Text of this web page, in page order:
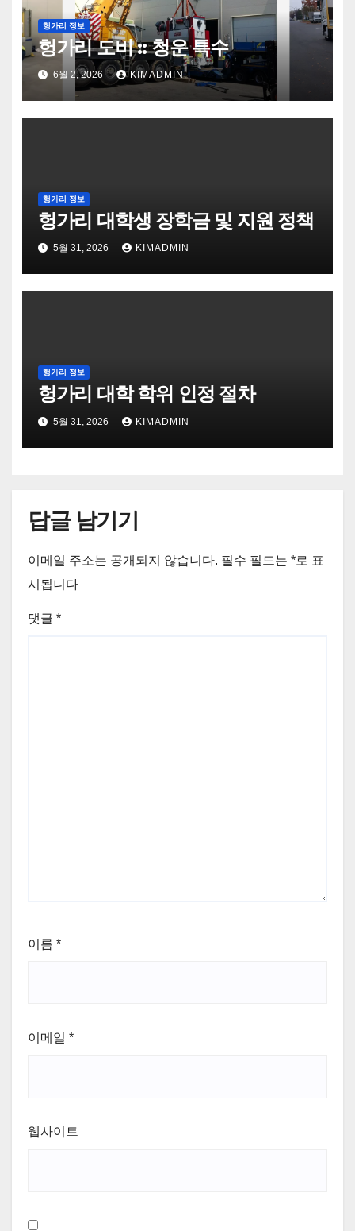
헝가리 정보
헝가리 도비 :: 청운 특수
6월 2, 2026 KIMADMIN
헝가리 정보
헝가리 대학생 장학금 및 지원 정책
5월 31, 2026 KIMADMIN
헝가리 정보
헝가리 대학 학위 인정 절차
5월 31, 2026 KIMADMIN
답글 남기기
이메일 주소는 공개되지 않습니다. 필수 필드는 *로 표
시됩니다
댓글 *
이름 *
이메일 *
웹사이트